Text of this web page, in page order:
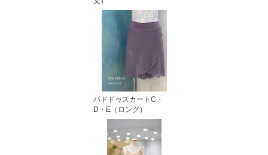
パドドゥスカートC・
D・E（ロング）